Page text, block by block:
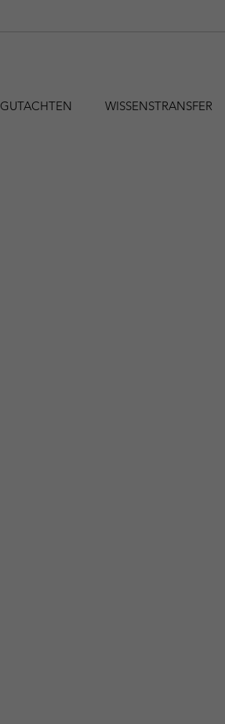
GUTACHTEN WISSENSTRANSFER